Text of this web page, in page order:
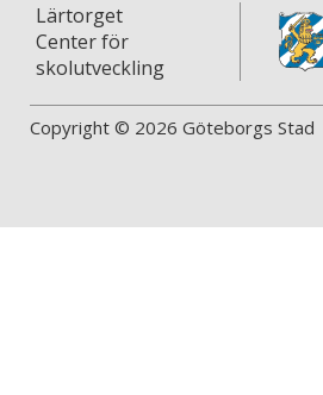
Lärtorget
Center för
skolutveckling
Copyright © 2026 Göteborgs Stad